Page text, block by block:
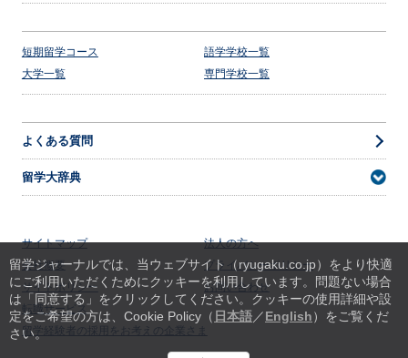
留学ジャーナルでは、当ウェブサイト（ryugaku.co.jp）をより快適
にご利用いただくためにクッキーを利用しています。
問題ない場合
は「同意する」をクリックしてください。クッキーの使用詳細や設
定をご希望の方は、Cookie Policy（ 日本語／English）をご覧くだ
さい。
短期留学コース
語学学校一覧
大学一覧
専門学校一覧
よくある質問
留学大辞典
サイトマップ
法人の方へ
会社概要
プライバシーポリシー
サイトポリシー
お問い合わせ
転職サービス
留学経験者の採用をお考えの企業さま